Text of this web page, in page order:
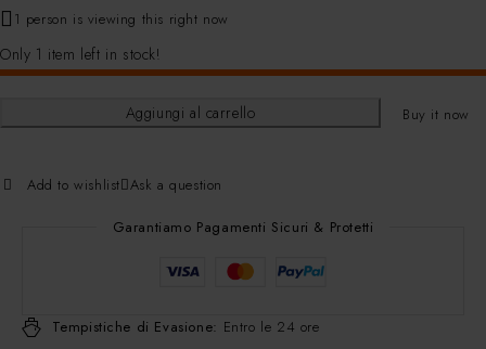
1 person is viewing this right now
Only 1 item left in stock!
Aggiungi al carrello Buy it now
Add to wishlist Ask a question
Garantiamo Pagamenti Sicuri & Protetti
Tempistiche di Evasione: Entro le 24 ore